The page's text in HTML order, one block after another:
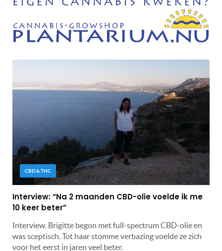
CBD & THC
Interview: “Na 2 maanden CBD-olie voelde ik me
10 keer beter”
Interview. Brigitte begon met full-spectrum CBD-olie en
was sceptisch. Tot haar stomme verbazing voelde ze zich
voor het eerst in jaren veel beter.